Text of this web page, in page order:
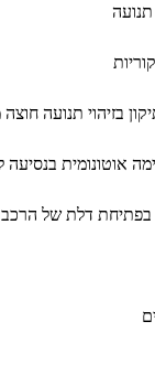
דלת של הרכב